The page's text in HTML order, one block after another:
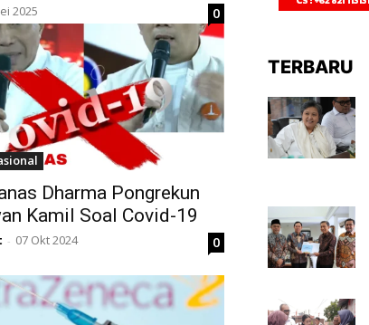
2025 0
Dharma Pongrekun
Kamil Soal Covid-19
- 07 Okt 2024 0
TERBARU